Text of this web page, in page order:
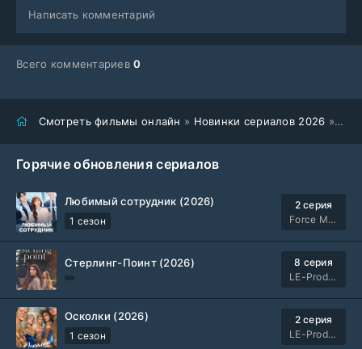
Написать комментарий
Всего комментариев0
Смотреть фильмы онлайн » Новинки сериалов 2026 » Амазонка Катя (2026)
Горячие обновления сериалов
Любимый сотрудник (2026)
1 сезон
2 серия
Force Media
Стерлинг-Поинт (2026)
8 серия
LE-Production
Осколки (2026)
1 сезон
2 серия
LE-Production